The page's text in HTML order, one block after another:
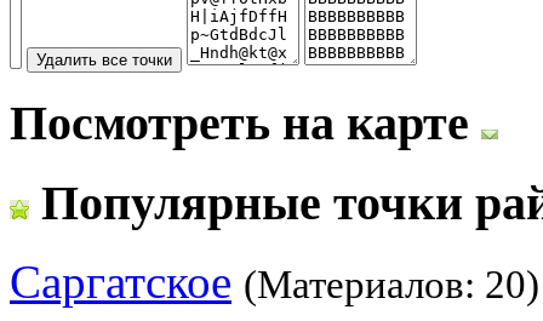
Посмотреть на карте
Популярные точки
Саргатское (Материалов: 20)